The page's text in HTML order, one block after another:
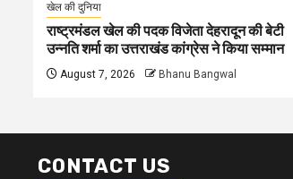
खेल की दुनिया
राष्ट्रमंडल खेल की पदक विजेता देहरादून की बेटी
उन्नति शर्मा का उत्तराखंड कांग्रेस ने किया सम्मान
August 7, 2026 Bhanu Bangwal
CONTACT US